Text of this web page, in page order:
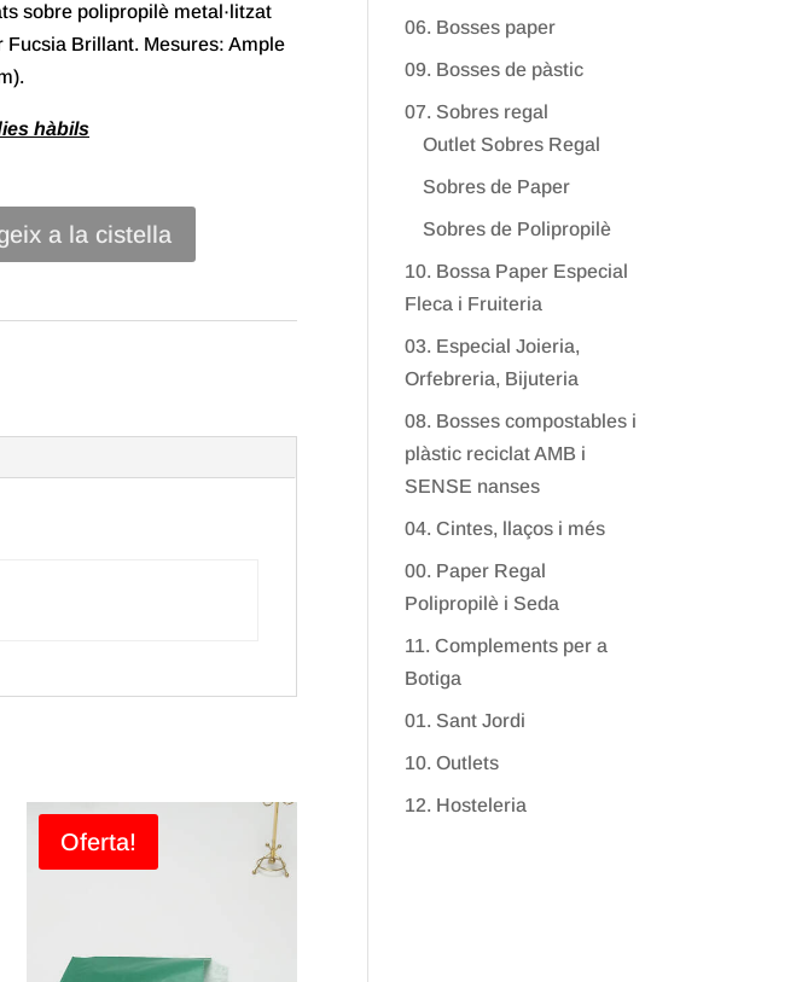
sobre polipropilè metal·litzat
Fucsia Brillant. Mesures: Ample
hàbils
a la cistella
Oferta!
06. Bosses paper
09. Bosses de pàstic
07. Sobres regal
Outlet Sobres Regal
Sobres de Paper
Sobres de Polipropilè
10. Bossa Paper Especial
Fleca i Fruiteria
03. Especial Joieria,
Orfebreria, Bijuteria
08. Bosses compostables i
plàstic reciclat AMB i
SENSE nanses
04. Cintes, llaços i més
00. Paper Regal
Polipropilè i Seda
11. Complements per a
Botiga
01. Sant Jordi
10. Outlets
12. Hosteleria